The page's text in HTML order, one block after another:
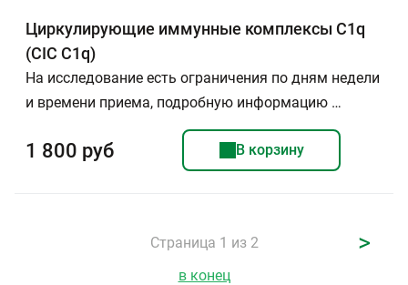
Циркулирующие иммунные комплексы С1q
(CIC C1q)
На исследование есть ограничения по дням недели
и времени приема, подробную информацию …
1 800 руб В корзину
Страница 1 из 2 >
в конец